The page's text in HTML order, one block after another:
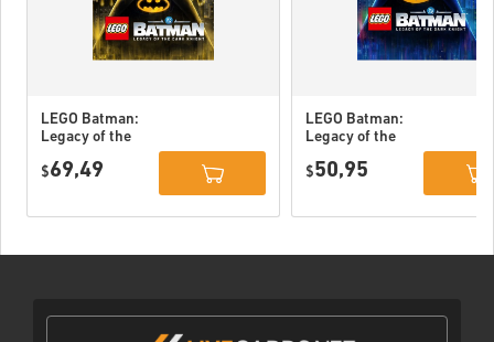
LEGO Batman:
Legacy of the
Deluxe Edition
$69,49
LEGO Batman:
Legacy of the
(STEAM) EU
$50,95